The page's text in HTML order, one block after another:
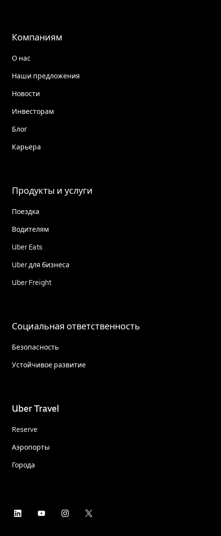
Компаниям
О нас
Наши предложения
Новости
Инвесторам
Блог
Карьера
Продукты и услуги
Поездка
Водителям
Uber Eats
Uber для бизнеса
Uber Freight
Социальная ответственность
Безопасность
Устойчивое развитие
Uber Travel
Reserve
Аэропорты
Города